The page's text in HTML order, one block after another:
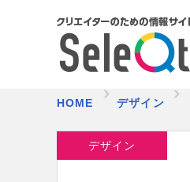
HOME デザイン
デザイン